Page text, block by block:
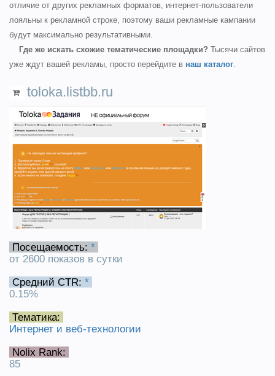
отличие от других рекламных форматов, интернет-пользователи
лояльны к рекламной строке, поэтому ваши рекламные кампании
будут максимально результативными.
Где же искать схожие тематические площадки? Тысячи сайтов
уже ждут вашей рекламы, просто перейдите в наш каталог.
toloka.listbb.ru
Посещаемость: *
от 2600 показов в сутки
Средний CTR: *
0.15%
Тематика:
Интернет и веб-технологии
Nolix Rank:
85